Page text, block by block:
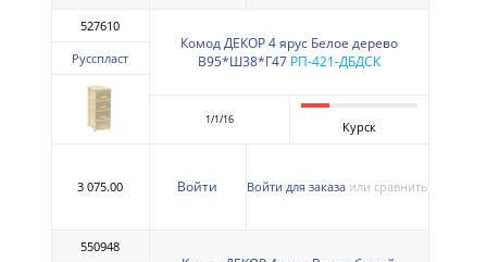
527610
Русспласт
Комод ДЕКОР 4 ярус Белое дерево
В95*Ш38*Г47 РП-421-ДБДСК
1/1/16 Курск
3 075.00 Войти Войти для заказа или сравнить
550948